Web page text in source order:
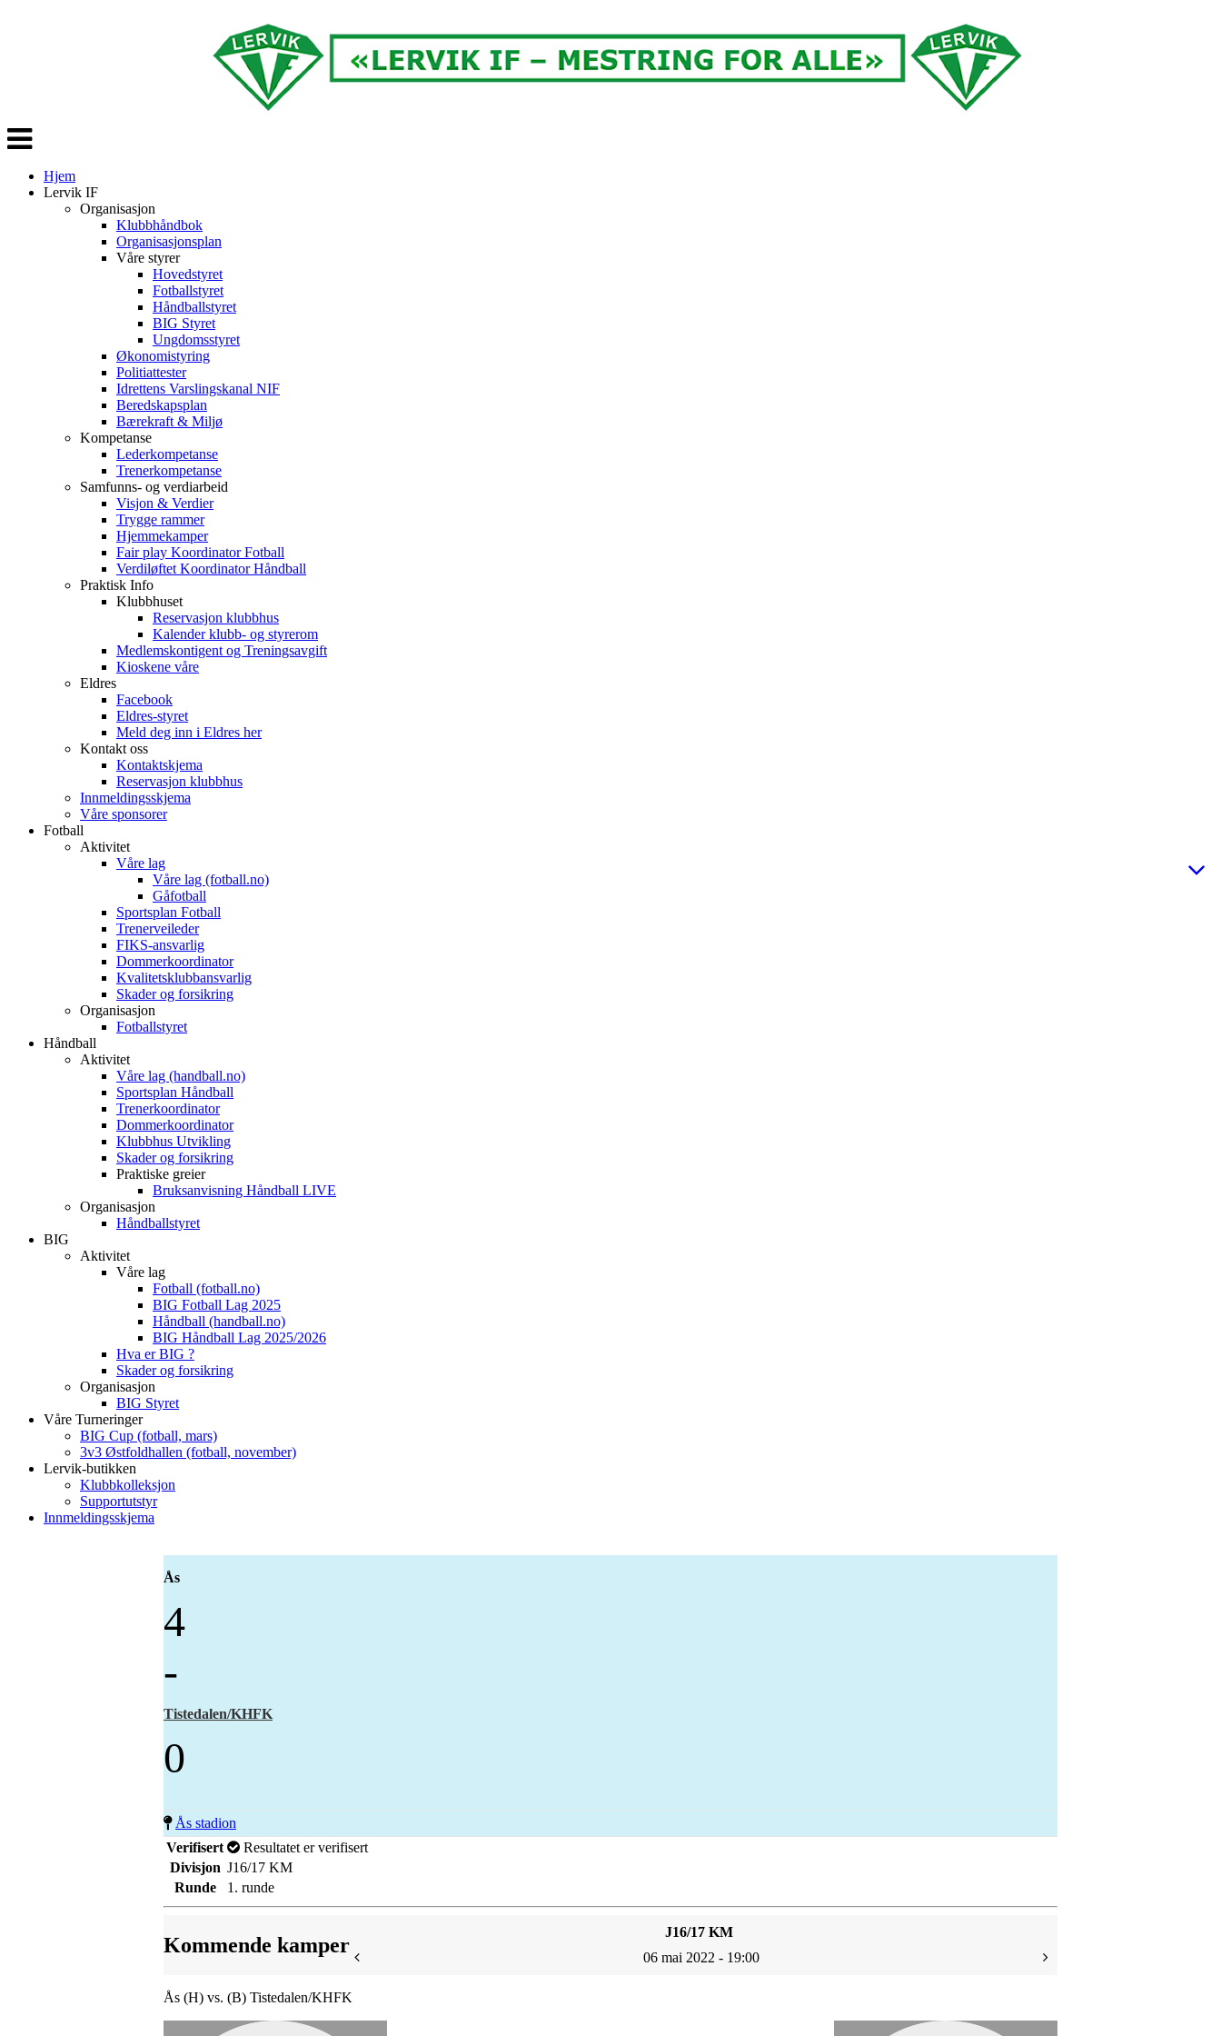
Veksle
navigasjon
Hjem
Lervik IF
Organisasjon
Klubbhåndbok
Organisasjonsplan
Våre styrer
Hovedstyret
Fotballstyret
Håndballstyret
BIG Styret
Ungdomsstyret
Økonomistyring
Politiattester
Idrettens Varslingskanal NIF
Beredskapsplan
Bærekraft & Miljø
Kompetanse
Lederkompetanse
Trenerkompetanse
Samfunns- og verdiarbeid
Visjon & Verdier
Trygge rammer
Hjemmekamper
Fair play Koordinator Fotball
Verdiløftet Koordinator Håndball
Praktisk Info
Klubbhuset
Reservasjon klubbhus
Kalender klubb- og styrerom
Medlemskontigent og Treningsavgift
Kioskene våre
Eldres
Facebook
Eldres-styret
Meld deg inn i Eldres her
Kontakt oss
Kontaktskjema
Reservasjon klubbhus
Innmeldingsskjema
Våre sponsorer
Fotball
Aktivitet
Våre lag
Våre lag (fotball.no)
Gåfotball
Sportsplan Fotball
Trenerveileder
FIKS-ansvarlig
Dommerkoordinator
Kvalitetsklubbansvarlig
Skader og forsikring
Organisasjon
Fotballstyret
Håndball
Aktivitet
Våre lag (handball.no)
Sportsplan Håndball
Trenerkoordinator
Dommerkoordinator
Klubbhus Utvikling
Skader og forsikring
Praktiske greier
Bruksanvisning Håndball LIVE
Organisasjon
Håndballstyret
BIG
Aktivitet
Våre lag
Fotball (fotball.no)
BIG Fotball Lag 2025
Håndball (handball.no)
BIG Håndball Lag 2025/2026
Hva er BIG ?
Skader og forsikring
Organisasjon
BIG Styret
Våre Turneringer
BIG Cup (fotball, mars)
3v3 Østfoldhallen (fotball, november)
Lervik-butikken
Klubbkolleksjon
Supportutstyr
Innmeldingsskjema
Ås
4
-
Tistedalen/KHFK
0
Ås stadion
Verifisert
Resultatet er verifisert
Divisjon J16/17 KM
Runde
1. runde
Kommende kamper
J16/17 KM
06 mai 2022 - 19:00
Ås (H) vs. (B) Tistedalen/KHFK